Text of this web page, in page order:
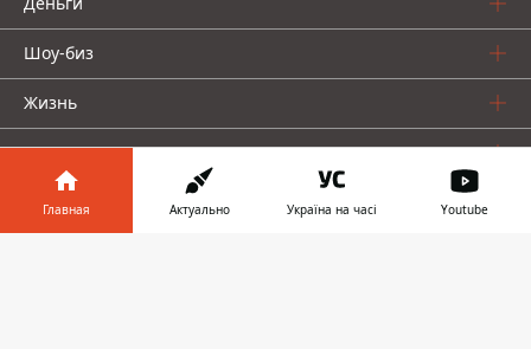
Шоу-биз
Жизнь
О нас
Главная Актуально Україна на часі Youtube